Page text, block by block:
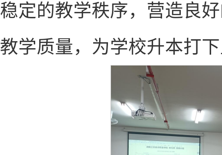
稳定的教学秩序，营造良
教学质量，为学校升本打